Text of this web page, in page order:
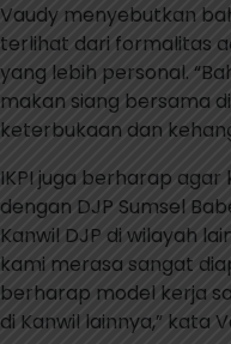
Vaudy menyebutkan
terlihat dari formalitas
yang lebih personal.
makan siang bersama
keterbukaan dan
IKPI juga berharap
dengan DJP Sumsel
Kanwil DJP di wilayah
kami merasa sangat
berharap model kerja
di Kanwil lainnya,” kata